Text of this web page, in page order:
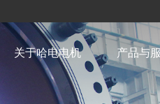
关于哈电电机 产品与